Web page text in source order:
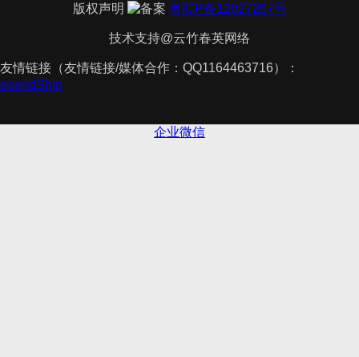
版权声明 粤ICP备12027267号
技术支持@云竹春英网络
友情链接（友情链接/媒体合作：QQ1164463716）：
企业微信